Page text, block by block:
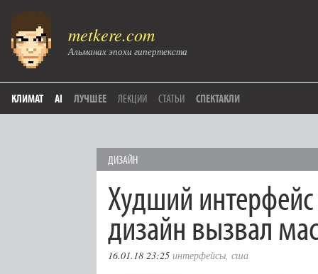
metkere.com
Альманах эпохи гипертекста
КЛИМАТ AI ЛУЧШЕЕ ЛЕКЦИИ СТАТЬИ СПЕКТАКЛИ
ДИЗАЙН
Худший
дизайн вызвал
16.01.18 23:25 интерфейсы, сша